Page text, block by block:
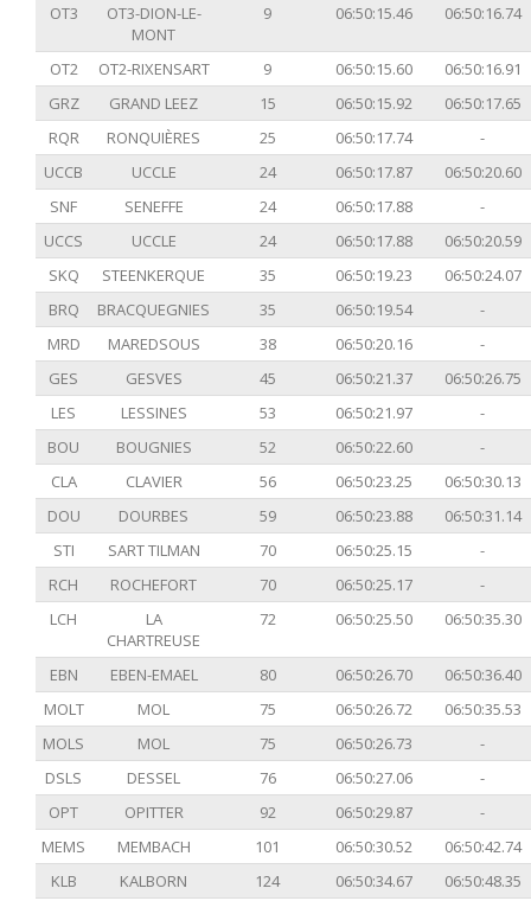
OT3
OT3-DION-LE-
MONT
9 06:50:15.46 06:50:16.74
OT2 OT2-RIXENSART 9 06:50:15.60
06:50:16.91
GRZ
GRAND LEEZ 15 06:50:15.92
06:50:17.65
RQR
RONQUIÈRES 25 06:50:17.74
-
UCCB
UCCLE 24 06:50:17.87
06:50:20.60
SNF
SENEFFE 24 06:50:17.88
-
UCCS
UCCLE 24 06:50:17.88
06:50:20.59
SKQ
STEENKERQUE 35 06:50:19.23
06:50:24.07
BRQ
BRACQUEGNIES 35 06:50:19.54
-
MRD
MAREDSOUS 38 06:50:20.16
-
GES
GESVES 45 06:50:21.37
06:50:26.75
LES
LESSINES 53 06:50:21.97
-
BOU
BOUGNIES 52 06:50:22.60
-
CLA
CLAVIER 56 06:50:23.25
06:50:30.13
DOU
DOURBES 59 06:50:23.88
06:50:31.14
STI
SART TILMAN 70 06:50:25.15
-
RCH
ROCHEFORT 70 06:50:25.17
-
LCH
LA
CHARTREUSE
72 06:50:25.50 06:50:35.30
EBN EBEN-EMAEL 80 06:50:26.70
06:50:36.40
MOLT
MOL 75 06:50:26.72
06:50:35.53
MOLS
MOL 75 06:50:26.73
-
DSLS
DESSEL 76 06:50:27.06
-
OPT
OPITTER 92 06:50:29.87
-
MEMS
MEMBACH 101 06:50:30.52
06:50:42.74
KLB
KALBORN 124 06:50:34.67 06:50:48.35